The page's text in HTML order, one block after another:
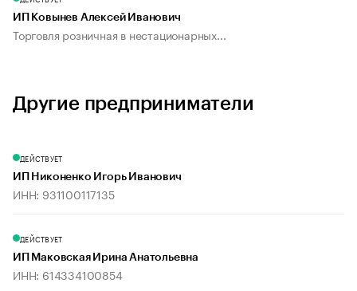
ИП Ковынев Алексей Иванович
Торговля розничная в нестационарных...
Другие предприниматели
ДЕЙСТВУЕТ
ИП Никоненко Игорь Иванович
ИНН: 931100117135
ДЕЙСТВУЕТ
ИП Маковская Ирина Анатольевна
ИНН: 614334100854